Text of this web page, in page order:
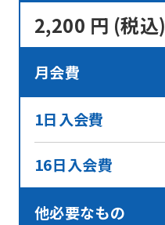
2,200 円 (税込)
月会費
1日入会費
16日入会費
他必要なもの